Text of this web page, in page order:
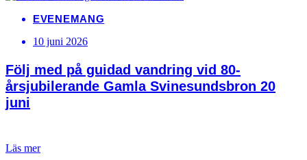
EVENEMANG
10 juni 2026
Följ med på guidad vandring vid 80-
årsjubilerande Gamla Svinesundsbron 20
juni
Läs mer